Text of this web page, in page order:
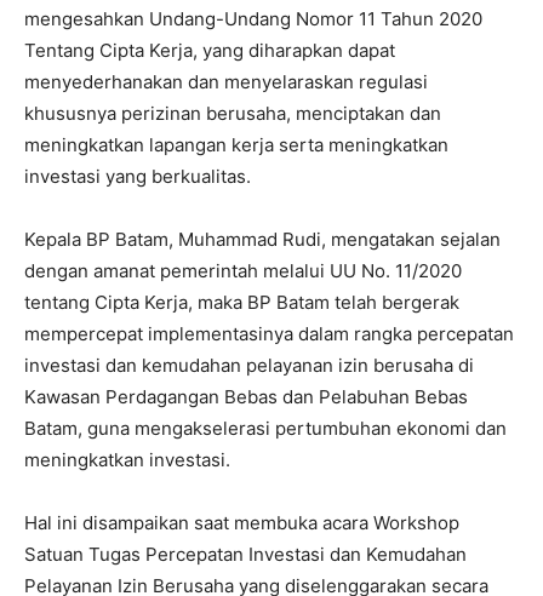
mengesahkan Undang-Undang Nomor 11 Tahun 2020
Tentang Cipta Kerja, yang diharapkan dapat
menyederhanakan dan menyelaraskan regulasi
khususnya perizinan berusaha, menciptakan dan
meningkatkan lapangan kerja serta meningkatkan
investasi yang berkualitas.
Kepala BP Batam, Muhammad Rudi, mengatakan sejalan
dengan amanat pemerintah melalui UU No. 11/2020
tentang Cipta Kerja, maka BP Batam telah bergerak
mempercepat implementasinya dalam rangka percepatan
investasi dan kemudahan pelayanan izin berusaha di
Kawasan Perdagangan Bebas dan Pelabuhan Bebas
Batam, guna mengakselerasi pertumbuhan ekonomi dan
meningkatkan investasi.
Hal ini disampaikan saat membuka acara Workshop
Satuan Tugas Percepatan Investasi dan Kemudahan
Pelayanan Izin Berusaha yang diselenggarakan secara